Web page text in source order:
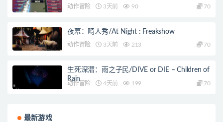
动作冒险 3天前 90 70
夜幕：畸人秀/At Night : Freakshow
动作冒险 3天前 213 70
生死深潜：雨之子民/DIVE or DIE – Children of
Rain
动作冒险 4天前 199 70
最新游戏